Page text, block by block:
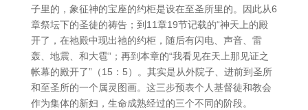
子里的，象征神的宝座的约柜是设在至圣所里的。因此从6
章祭坛下的圣徒的祷告；到11章19节记载的“神天上的殿
开了，在祂殿中现出祂的约柜，随后有闪电、声音、雷
轰、地震、和大雹”；再到本章的“我看见在天上那见证之
帐幕的殿开了”（15：5）。其实是从外院子、进前到圣所
和至圣所的一个属灵图画。这三步预表个人基督徒和教会
作为集体的新妇，生命成熟经过的三个不同的阶段。